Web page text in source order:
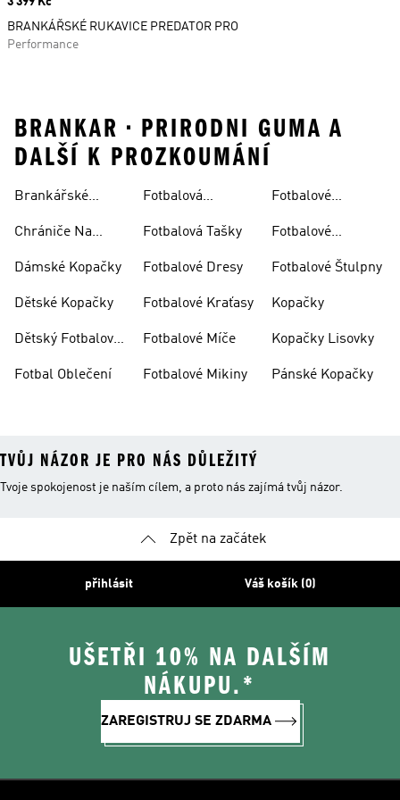
BRANKÁŘSKÉ RUKAVICE PREDATOR PRO
Performance
BRANKAR • PRIRODNI GUMA A
DALŠÍ K PROZKOUMÁNÍ
Brankářské
Chrániče Na
Dámské Kopačky
Dětské Kopačky
Dětský Fotbalový
Fotbal Oblečení
Fotbalová
Fotbalová Tašky
Fotbalové Dresy
Fotbalové Kraťasy
Fotbalové Míče
Fotbalové Mikiny
Fotbalové
Fotbalové
Fotbalové Štulpny
Kopačky
Kopačky Lisovky
Pánské Kopačky
TVŮJ NÁZOR JE PRO NÁS DŮLEŽITÝ
Tvoje spokojenost je naším cílem, a proto nás zajímá tvůj názor.
Zpět na začátek
přihlásit Váš košík (0)
UŠETŘI 10% NA DALŠÍM
NÁKUPU.*
ZAREGISTRUJ SE ZDARMA